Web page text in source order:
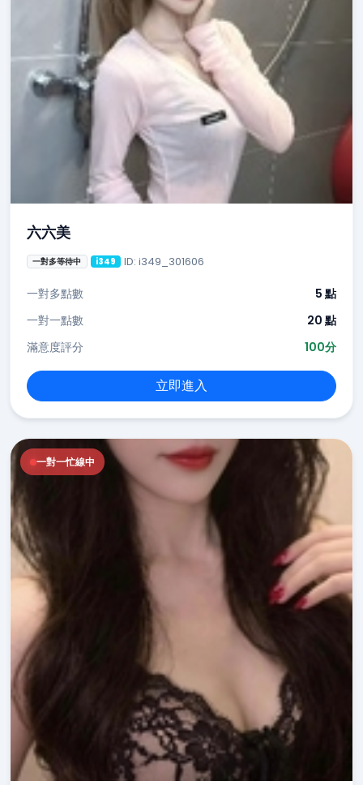
六六美
一對多等待中 i349 ID: i349_301606
一對多點數
5 點
一對一點數
20 點
滿意度評分
100分
立即進入
一對一忙線中